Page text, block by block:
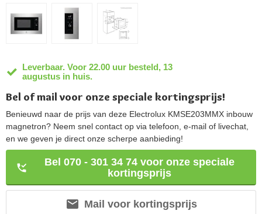
Leverbaar. Voor 22.00 uur besteld, 13
augustus in huis.
Bel of mail voor onze speciale kortingsprijs!
Benieuwd naar de prijs van deze Electrolux KMSE203MMX inbouw
magnetron? Neem snel contact op via telefoon, e-mail of livechat,
en we geven je direct onze scherpe aanbieding!
Bel 070 - 301 34 74 voor onze speciale
kortingsprijs
Mail voor kortingsprijs